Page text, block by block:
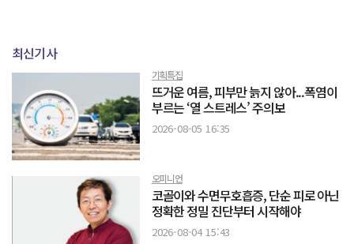
최신기사
기획특집
뜨거운 여름, 피부만 늙지 않아...폭염이
부르는 ‘열 스트레스’ 주의보
2026-08-05 16:35
오피니언
코골이와 수면무호흡증, 단순 피로 아닌
정확한 정밀 진단부터 시작해야
2026-08-04 15:43